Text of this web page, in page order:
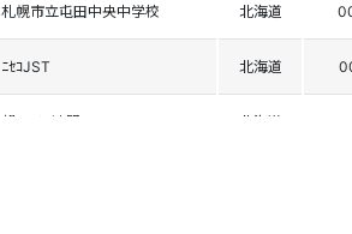
札幌市立屯田中央中学校 北海道
ﾆｾｺJST 北海道
朝日ｽｷｰ連盟 北海道